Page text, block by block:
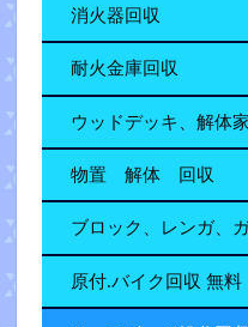
消火器回収
耐火金庫回収
ウッドデッキ、解体
物置 解体 回収
ブロック、レンガ、
原付.バイク回収 無料